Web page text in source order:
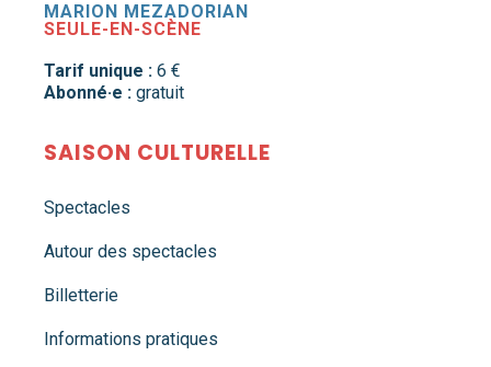
MARION MEZADORIAN
SEULE-EN-SCÈNE
Tarif unique : 6 €
Abonné·e : gratuit
SAISON CULTURELLE
Spectacles
Autour des spectacles
Billetterie
Informations pratiques